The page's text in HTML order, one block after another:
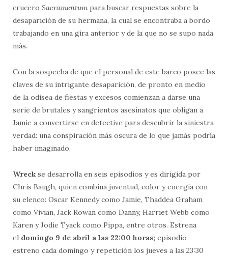
crucero Sacramentum para buscar respuestas sobre la
desaparición de su hermana, la cual se encontraba a bordo
trabajando en una gira anterior y de la que no se supo nada
más.
Con la sospecha de que el personal de este barco posee las
claves de su intrigante desaparición, de pronto en medio
de la odisea de fiestas y excesos comienzan a darse una
serie de brutales y sangrientos asesinatos que obligan a
Jamie a convertirse en detective para descubrir la siniestra
verdad: una conspiración más oscura de lo que jamás podría
haber imaginado.
Wreck se desarrolla en seis episodios y es dirigida por
Chris Baugh, quien combina juventud, color y energía con
su elenco: Oscar Kennedy como Jamie, Thaddea Graham
como Vivian, Jack Rowan como Danny, Harriet Webb como
Karen y Jodie Tyack como Pippa, entre otros. Estrena
el domingo 9 de abril a las 22:00 horas; episodio
estreno cada domingo y repetición los jueves a las 23:30